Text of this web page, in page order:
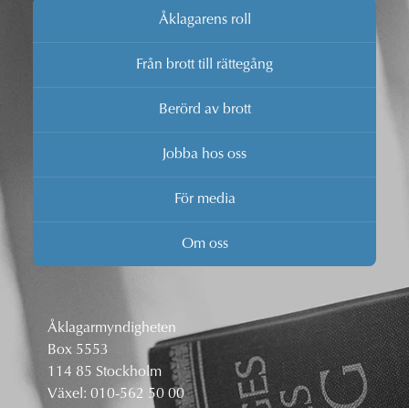
Åklagarens roll
Från brott till rättegång
Berörd av brott
Jobba hos oss
För media
Om oss
Åklagarmyndigheten
Box 5553
114 85 Stockholm
Växel: 010-562 50 00